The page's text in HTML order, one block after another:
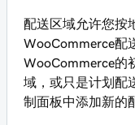
配送区域允许您按
WooCommerce配
WooCommerce的
域，或只是计划配
制面板中添加新的